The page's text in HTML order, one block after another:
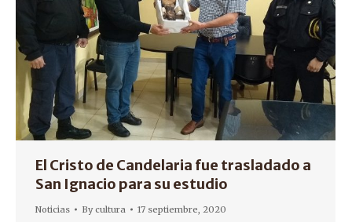
El Cristo de Candelaria fue trasladado a
San Ignacio para su estudio
Noticias Bycultura 17 septiembre, 2020